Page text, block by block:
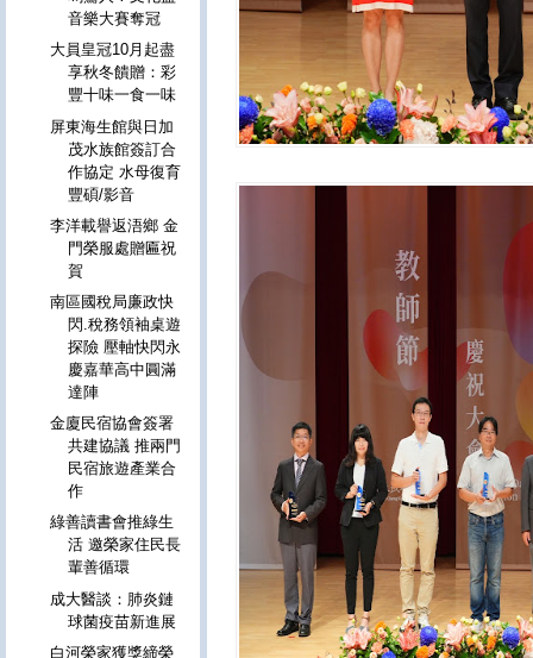
音樂大賽奪冠
大員皇冠10月起盡
享秋冬饋贈：彩
豐十味一食一味
屏東海生館與日加
茂水族館簽訂合
作協定 水母復育
豐碩/影音
李洋載譽返浯鄉 金
門榮服處贈匾祝
賀
南區國稅局廉政快
閃.稅務領袖桌遊
探險 壓軸快閃永
慶嘉華高中圓滿
達陣
金廈民宿協會簽署
共建協議 推兩門
民宿旅遊產業合
作
綠善讀書會推綠生
活 邀榮家住民長
輩善循環
成大醫談：肺炎鏈
球菌疫苗新進展
白河榮家獲獎締榮